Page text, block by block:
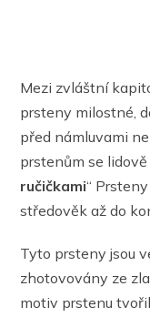
Mezi zvláštní
prsteny milostné,
před námluvami
prstenům se lidově
ručičkami“
středověk až do
Tyto prsteny jsou
zhotovovány ze
motiv prstenu